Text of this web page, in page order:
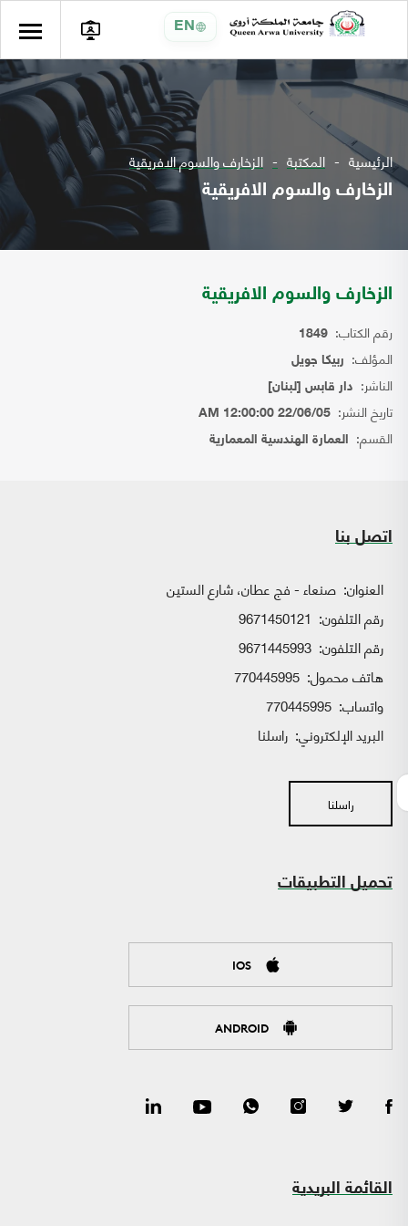
EN
الرئيسية المكتبة الزخارف والسوم الافريقية
الزخارف والسوم الافريقية
الزخارف والسوم الافريقية
رقم الكتاب: 1849
المؤلف: ربيكا جويل
الناشر: دار قابس [لبنان]
تاريخ النشر: 22/06/05 12:00:00 AM
القسم: العمارة الهندسية المعمارية
اتصل بنا
العنوان: صنعاء - فج عطان، شارع الستين
رقم التلفون: 9671450121
رقم التلفون: 9671445993
هاتف محمول: 770445995
واتساب:
البريد الإلكتروني: راسلنا
راسلنا
تحميل التطبيقات
IOS
ANDROID
القائمة البريدية